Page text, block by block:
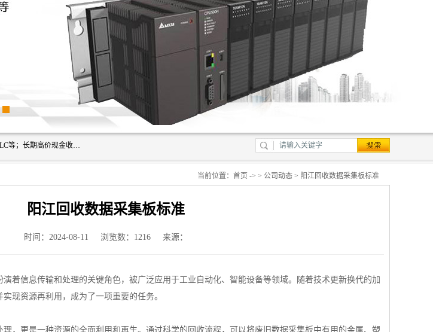
深圳市福田区诚芯源电子商行主营业务：回收西门子模块、回收西门子触摸屏、回收西门子PLC等；长期高价现金收购个人和工厂库存电子元件，我们以努力处事、以诚信待人，能迅速为客户消化库存、减少仓储、回笼资金，我们交易灵活方便，现金支付，价格合 理，尽量满足客户的要求，提供一条龙服务。
当前位置： 首页 -> > 公司动态 > 阳江回收数据采集板标准
阳江回收数据采集板标准
时间：2024-08-11 浏览数：1216 来源：
着信息传输和处理的关键角色，被广泛应用于工业自动化、智能设备等领域。随着技术更新换代的加
现资源再利用，成为了一项重要的任务。
，更是一种资源的全面利用和再生。通过科学的回收流程，可以将废旧数据采集板中有用的金属、塑